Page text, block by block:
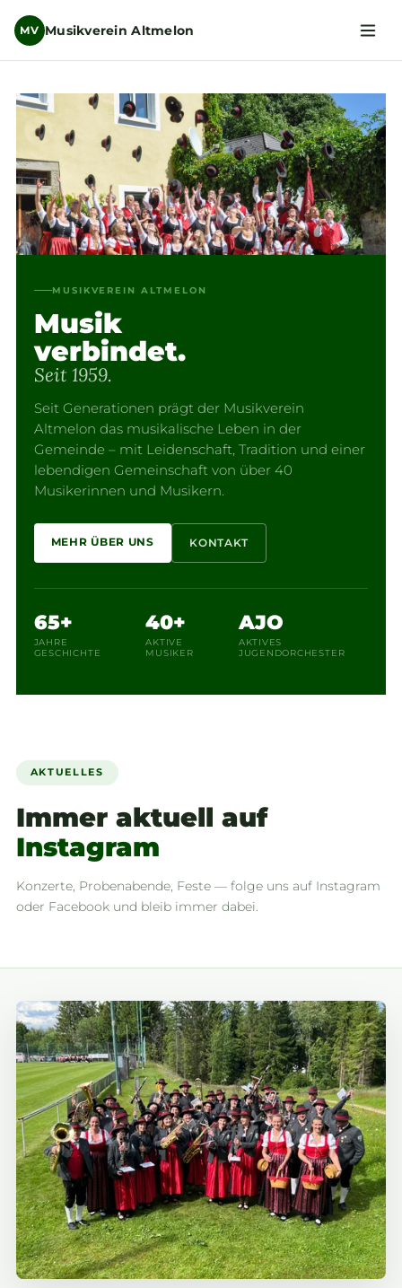
MV Musikverein Altmelon
MUSIKVEREIN ALTMELON
Musik
verbindet.
Seit 1959.
Seit Generationen prägt der Musikverein
Altmelon das musikalische Leben in der
Gemeinde – mit Leidenschaft, Tradition und einer
lebendigen Gemeinschaft von über 40
Musikerinnen und Musikern.
MEHR ÜBER UNS KONTAKT
65+
JAHRE
GESCHICHTE
40+
AKTIVE
MUSIKER
AJO
AKTIVES
JUGENDORCHESTER
AKTUELLES
Immer aktuell auf
Instagram
Konzerte, Probenabende, Feste — folge uns auf Instagram
oder Facebook und bleib immer dabei.